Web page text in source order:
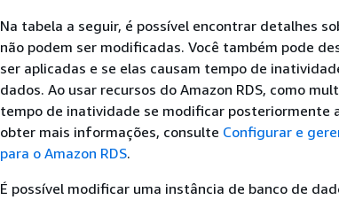
Na tabela a seguir, é possível encontrar detalhes
não podem ser modificadas. Você também pode
ser aplicadas e se elas causam tempo de
dados. Ao usar recursos do Amazon RDS, como
tempo de inatividade se modificar posteriormente
obter mais informações, consulte Configurar e
para o Amazon RDS.
É possível modificar uma instância de banco de